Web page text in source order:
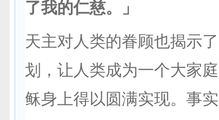
了我的仁慈。」
天主对人类的眷顾也揭示
划，让人类成为一个大家
稣身上得以圆满实现。事